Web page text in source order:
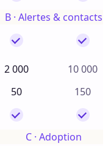
B · Alertes & contacts
2 000
10 000
50
150
C · Adoption